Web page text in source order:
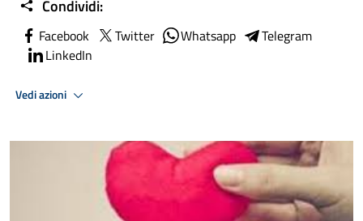
Condividi:
Facebook Twitter Whatsapp
Telegram
LinkedIn
Vedi azioni